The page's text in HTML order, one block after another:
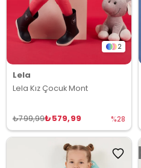
2
Lela
Lela Kız Çocuk Mont
₺579,99
₺799,99 %28